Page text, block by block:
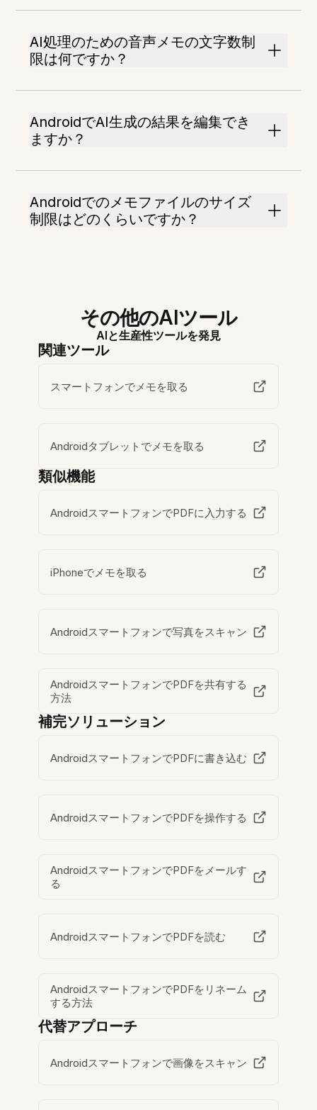
AI処理のための音声メモの文字数制
限は何ですか？
AndroidでAI生成の結果を編集でき
ますか？
Androidでのメモファイルのサイズ
制限はどのくらいですか？
その他のAIツール
AIと生産性ツールを発見
関連ツール
スマートフォンでメモを取る
Androidタブレットでメモを取る
類似機能
AndroidスマートフォンでPDFに入力する
iPhoneでメモを取る
Androidスマートフォンで写真をスキャン
AndroidスマートフォンでPDFを共有する
方法
補完ソリューション
AndroidスマートフォンでPDFに書き込む
AndroidスマートフォンでPDFを操作する
AndroidスマートフォンでPDFをメールす
る
AndroidスマートフォンでPDFを読む
AndroidスマートフォンでPDFをリネーム
する方法
代替アプローチ
Androidスマートフォンで画像をスキャン